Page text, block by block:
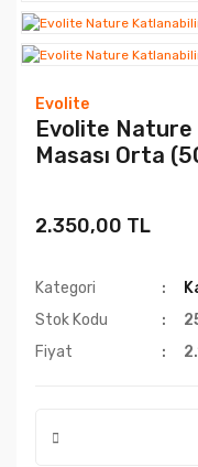
Evolite
Evolite Nature
Masası Orta
2.350,00 TL
Kategori
Stok Kodu
Fiyat